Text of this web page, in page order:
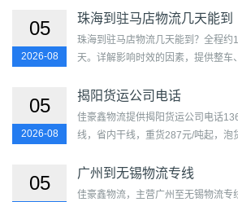
田区、南...
05
2026-08
珠海到驻马店物流几天能到
珠海到驻马店物流几天能到？全程
天。详解影响时效的因素，提供整车
05
2026-08
揭阳货运公司电话
佳豪鑫物流提供揭阳货运公司电话
线，省内干线，重货287元/吨起，泡
县、惠...
05 广州到无锡物流专线
佳豪鑫物流，主营广州至无锡物流专